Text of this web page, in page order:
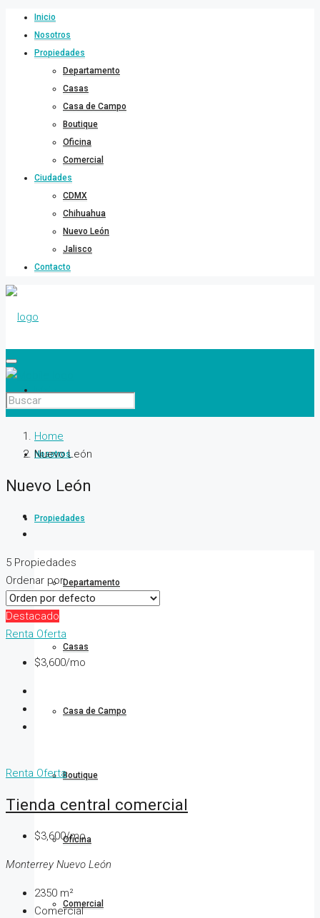
Inicio
Nosotros
Propiedades
Departamento
Casas
Casa de Campo
Boutique
Oficina
Comercial
Ciudades
CDMX
Chihuahua
Nuevo León
Jalisco
Contacto
Inicio
Nosotros
Propiedades
Departamento
Casas
Casa de Campo
Boutique
Oficina
Comercial
Home
Nuevo León
Nuevo León
5 Propiedades
Ordenar por:
Destacado
Renta Oferta
$3,600/mo
Renta Oferta
Tienda central comercial
$3,600/mo
Monterrey Nuevo León
2350 m²
Comercial